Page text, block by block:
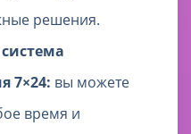
решения.
7×24: вы можете
время и